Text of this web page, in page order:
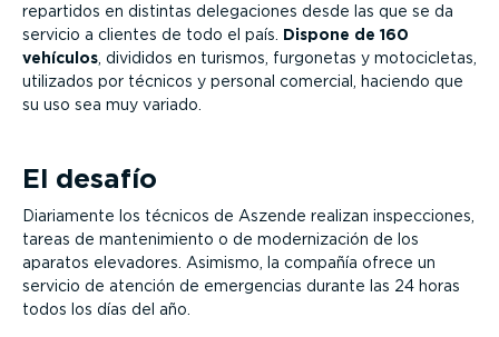
repartidos en distintas delegaciones desde las que se da
servicio a clientes de todo el país. Dispone de 160
vehículos , divididos en turismos, furgonetas y motocicletas,
utilizados por técnicos y personal comercial, haciendo que
su uso sea muy variado.
El desafío
Diariamente los técnicos de Aszende realizan inspecciones,
tareas de mantenimiento o de modernización de los
aparatos elevadores. Asimismo, la compañía ofrece un
servicio de atención de emergencias durante las 24 horas
todos los días del año.